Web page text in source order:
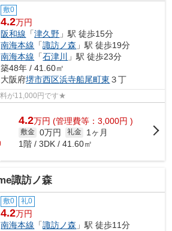
敷0
4.2万円
阪和線 「津久野 」駅 徒歩15分
南海本線 「諏訪ノ森 」駅 徒歩19分
南海本線 「石津川
」駅 徒歩23分
築48年 / 41.60㎡
大阪府堺市西区浜寺船尾町東 ３丁
が11,000円です★
4.2万円 (管理費等：3,000円 )
敷金 0万円 礼金
1ヶ月
1階 / 3DK / 41.60㎡
諏訪ノ森
敷0 礼0
4.2万円
南海本線 「諏訪ノ森 」駅 徒歩11分